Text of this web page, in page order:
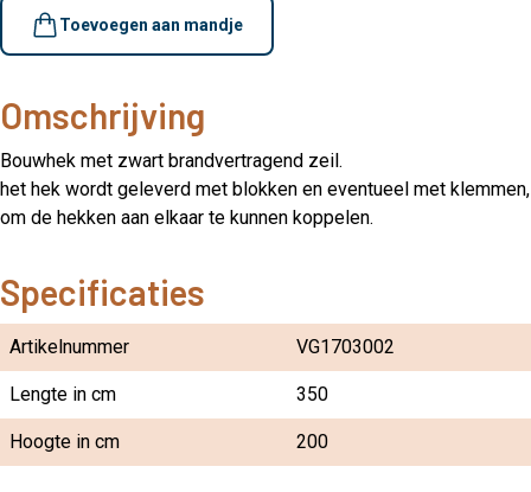
Toevoegen aan mandje
Omschrijving
Bouwhek met zwart brandvertragend zeil.
het hek wordt geleverd met blokken en eventueel met klemmen,
om de hekken aan elkaar te kunnen koppelen.
Specificaties
Artikelnummer VG1703002
Lengte in cm 350
Hoogte in cm 200